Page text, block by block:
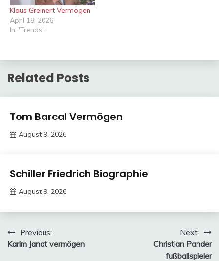
Klaus Greinert Vermögen
April 18, 2026
In "Trends"
Related Posts
Trends
Tom Barcal Vermögen
August 9, 2026
Trends
Schiller Friedrich Biographie
August 9, 2026
Post
navigation
Previous:
Karim Janat vermögen
Next:
Christian Pander
fußballspieler